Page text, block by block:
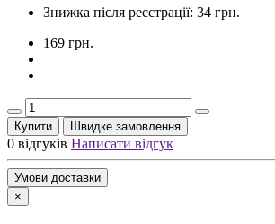
Знижка після реєстрації: 34 грн.
169 грн.
Купити Швидке замовлення
0 відгуків Написати відгук
Умови доставки
×